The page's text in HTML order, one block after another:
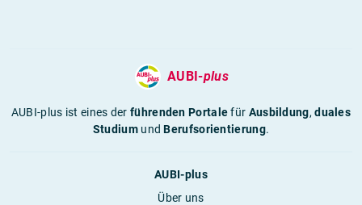
AUBI-plus
AUBI-plus ist eines derführenden Portalefür Ausbildung,duales
StudiumundBerufsorientierung.
AUBI-plus
Über uns